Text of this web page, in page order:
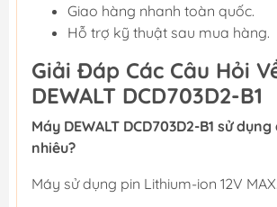
Giao hàng nhanh toàn quốc.
Hỗ trợ kỹ thuật sau mua hàng.
Giải Đáp Các Câu Hỏi
DEWALT DCD703D2-B1
Máy DEWALT DCD703D2-B1 sử
nhiêu?
Máy sử dụng pin Lithium-ion 12V MAX.